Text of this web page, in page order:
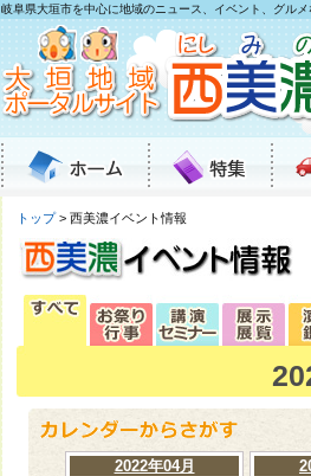
岐阜県大垣市を中心に地域のニュース、イベント、グル
トップ> 西美濃イベント情報
2022年04月